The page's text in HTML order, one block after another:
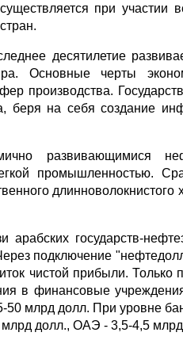
при
десятилетие
Основные черты
производства.
беря на себя создание
развивающимися
промышленностью.
государств-
подключение
чистой прибыли.
в финансовые
млрд долл. При уровне
долл., ОАЭ - 3,5-4,5 млрд